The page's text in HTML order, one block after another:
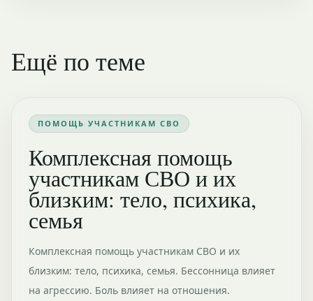
Ещё по теме
ПОМОЩЬ УЧАСТНИКАМ СВО
Комплексная помощь
участникам СВО и их
близким: тело, психика,
семья
Комплексная помощь участникам СВО и их
близким: тело, психика, семья. Бессонница влияет
на агрессию. Боль влияет на отношения.